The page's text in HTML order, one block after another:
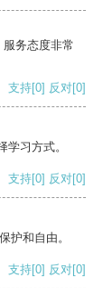
务态度非常
支持[0] 反对[0]
习方式。
支持[0] 反对[0]
护和自由。
支持[0] 反对[0]